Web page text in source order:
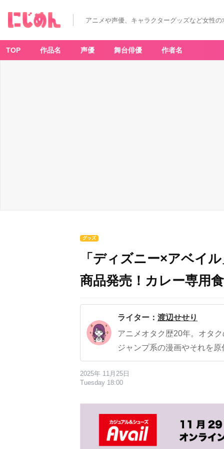
アニメや声優、キャラクターグッズなど女性
TOP 作品名 声優 舞台俳優 作者名
グッズ
「ディズニー×アベイ
商品発売！カレー専用
ライター： 渡辺せせり
アニメオタク歴20年。オタ
ジャンプ系の漫画やそれを
2025年 11月25日
Tuesday 18:00